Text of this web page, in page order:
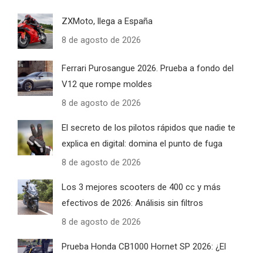
ZXMoto, llega a España
8 de agosto de 2026
Ferrari Purosangue 2026. Prueba a fondo del
V12 que rompe moldes
8 de agosto de 2026
El secreto de los pilotos rápidos que nadie te
explica en digital: domina el punto de fuga
8 de agosto de 2026
Los 3 mejores scooters de 400 cc y más
efectivos de 2026: Análisis sin filtros
8 de agosto de 2026
Prueba Honda CB1000 Hornet SP 2026: ¿El